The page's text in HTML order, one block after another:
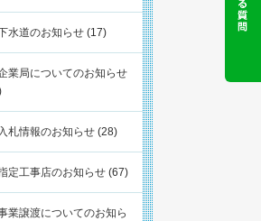
水道のお知らせ (17)
業局についてのお知らせ
入札情報のお知らせ (28)
定工事店のお知らせ (67)
業譲渡についてのお知ら